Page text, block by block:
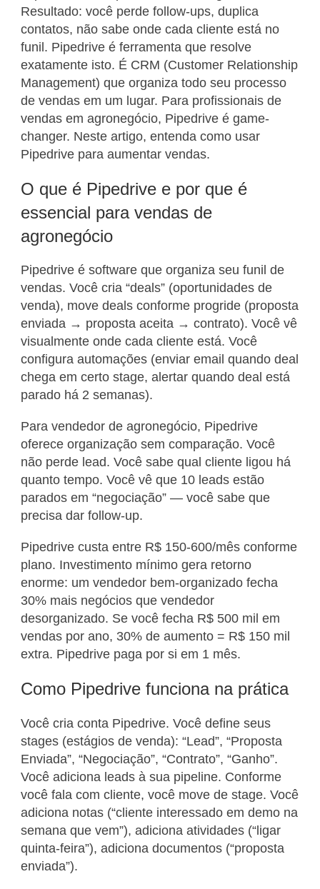
Resultado: você perde follow-ups, duplica
contatos, não sabe onde cada cliente está no
funil. Pipedrive é ferramenta que resolve
exatamente isto. É CRM (Customer Relationship
Management) que organiza todo seu processo
de vendas em um lugar. Para profissionais de
vendas em agronegócio, Pipedrive é game-
changer. Neste artigo, entenda como usar
Pipedrive para aumentar vendas.
O que é Pipedrive e por que é
essencial para vendas de
agronegócio
Pipedrive é software que organiza seu funil de
vendas. Você cria “deals” (oportunidades de
venda), move deals conforme progride (proposta
enviada → proposta aceita → contrato). Você vê
visualmente onde cada cliente está. Você
configura automações (enviar email quando deal
chega em certo stage, alertar quando deal está
parado há 2 semanas).
Para vendedor de agronegócio, Pipedrive
oferece organização sem comparação. Você
não perde lead. Você sabe qual cliente ligou há
quanto tempo. Você vê que 10 leads estão
parados em “negociação” — você sabe que
precisa dar follow-up.
Pipedrive custa entre R$ 150-600/mês conforme
plano. Investimento mínimo gera retorno
enorme: um vendedor bem-organizado fecha
30% mais negócios que vendedor
desorganizado. Se você fecha R$ 500 mil em
vendas por ano, 30% de aumento = R$ 150 mil
extra. Pipedrive paga por si em 1 mês.
Como Pipedrive funciona na prática
Você cria conta Pipedrive. Você define seus
stages (estágios de venda): “Lead”, “Proposta
Enviada”, “Negociação”, “Contrato”, “Ganho”.
Você adiciona leads à sua pipeline. Conforme
você fala com cliente, você move de stage. Você
adiciona notas (“cliente interessado em demo na
semana que vem”), adiciona atividades (“ligar
quinta-feira”), adiciona documentos (“proposta
enviada”).